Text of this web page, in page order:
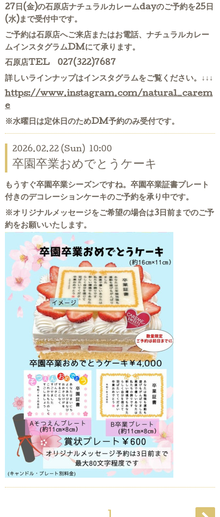
27日(金)の石原店ナチュラルカレームdayのご予約を25日
(水)まで受付中です。
ご予約は石原店へご来店またはお電話、ナチュラルカレー
ムインスタグラムDMにて承ります。
石原店TEL 027(322)7687
詳しいラインナップはインスタグラムをご覧ください。↓↓↓
https://www.instagram.com/natural_carem
e
※水曜日は定休日のためDM予約のみ受付です。
2026.02.22 (Sun) 10:00
卒園卒業おめでとうケーキ
もうすぐ卒園卒業シーズンですね。卒園卒業証書プレート
付きのデコレーションケーキのご予約を承り中です。
※オリジナルメッセージをご希望の場合は3日前までのご予
約をお願いいたします。